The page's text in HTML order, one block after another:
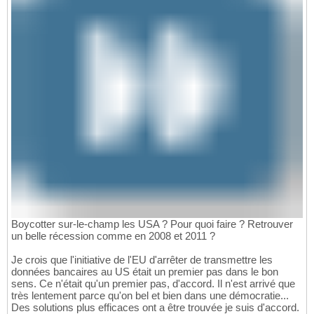
Boycotter sur-le-champ les USA ? Pour quoi faire ? Retrouver
un belle récession comme en 2008 et 2011 ?
Je crois que l'initiative de l'EU d'arrêter de transmettre les
données bancaires au US était un premier pas dans le bon
sens. Ce n'était qu'un premier pas, d'accord. Il n'est arrivé que
très lentement parce qu'on bel et bien dans une démocratie...
Des solutions plus efficaces ont a être trouvée je suis d'accord.